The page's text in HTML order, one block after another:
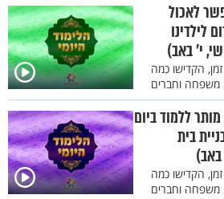
לאכול
לילדינו
י' באב)
הקדישו כמה
משפחה וחברים
ללמוד ביום
בית
הקדישו כמה
משפחה וחברים